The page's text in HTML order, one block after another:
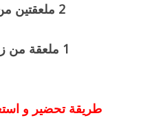
2 ملعقتين من العسل الطبيعي
1 ملعقة من زيت الزيتــــــــــون
طريقة تحضير و